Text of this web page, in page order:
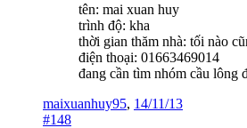
tên: mai xuan huy
trình độ: kha
thời gian thăm nhà: tối nào
điện thoại: 01663469014
đang cần tìm nhóm cầu lông
maixuanhuy95, 14/11/13
#148